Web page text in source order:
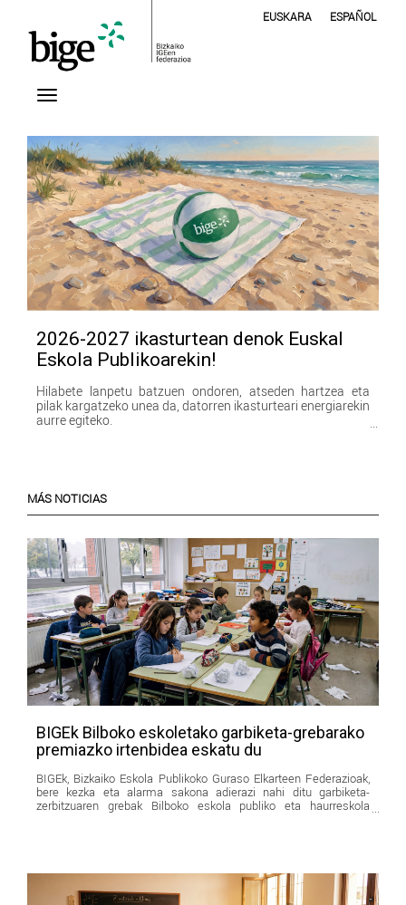
EUSKARA ESPAÑOL
2026-2027 ikasturtean denok Euskal
Eskola Publikoarekin!
Hilabete lanpetu batzuen ondoren, atseden hartzea eta
pilak kargatzeko unea da, datorren ikasturteari energiarekin
aurre egiteko.
MÁS NOTICIAS
BIGEk Bilboko eskoletako garbiketa-grebarako
premiazko irtenbidea eskatu du
BIGEk, Bizkaiko Eskola Publikoko Guraso Elkarteen Federazioak,
bere kezka eta alarma sakona adierazi nahi ditu garbiketa-
zerbitzuaren grebak Bilboko eskola publiko eta haurreskola